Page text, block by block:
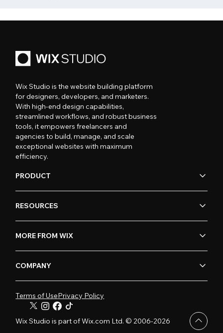
Wix Studio is the website building platform
for designers, developers, and marketers.
With high-end design capabilities,
streamlined workflows, and robust business
tools, it empowers freelancers and
agencies to build, manage, and scale
exceptional websites with maximum
efficiency.
PRODUCT
RESOURCES
MORE FROM WIX
COMPANY
Terms of UsePrivacy Policy
Wix Studio is part of Wix.com Ltd. © 2006-2026